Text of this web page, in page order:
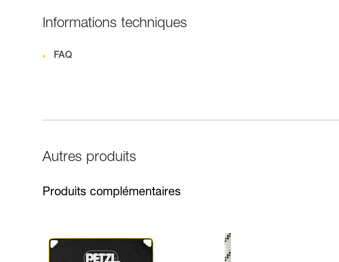
Informations techniques
FAQ
Autres produits
Produits complémentaires